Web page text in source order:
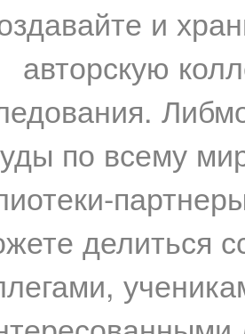
и
авторскую
по всему
делиться